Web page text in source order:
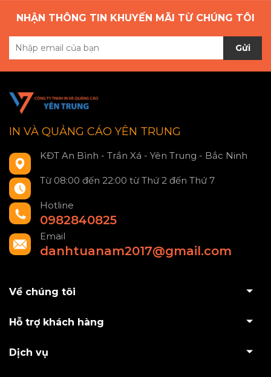
NHẬN THÔNG TIN KHUYẾN MÃI TỪ CHÚNG TÔI
Gửi
IN VÀ QUẢNG CÁO YÊN TRUNG
KĐT An Bình - Trần Xá - Yên Trung - Bắc Ninh
Từ 08:00 đến 22:00 từ Thứ 2 đến Thứ 7
Hotline
0982840825
Email
danhtuanam2017@gmail.com
Về chúng tôi
Hỗ trợ khách hàng
Dịch vụ